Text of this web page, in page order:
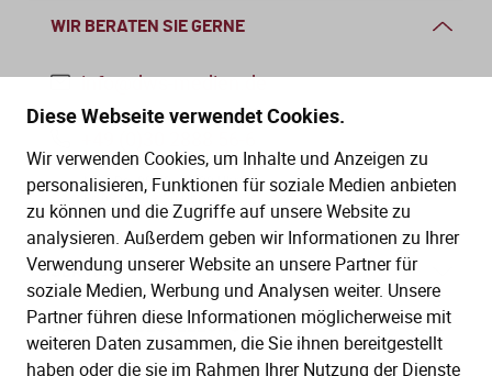
Diese Webseite verwendet Cookies.
Wir verwenden Cookies, um Inhalte und Anzeigen zu
personalisieren, Funktionen für soziale Medien anbieten
zu können und die Zugriffe auf unsere Website zu
analysieren. Außerdem geben wir Informationen zu Ihrer
Verwendung unserer Website an unsere Partner für
soziale Medien, Werbung und Analysen weiter. Unsere
Partner führen diese Informationen möglicherweise mit
weiteren Daten zusammen, die Sie ihnen bereitgestellt
haben oder die sie im Rahmen Ihrer Nutzung der Dienste
WIR BERATEN SIE GERNE
info@dws-medien.de
Mo.–Do. 08:00–16:00 Uhr
Fr. 08:00–13:30 Uhr
SERVICE
Hilfe (FAQ)
Gesetze
KAUF UND BESTELLUNG